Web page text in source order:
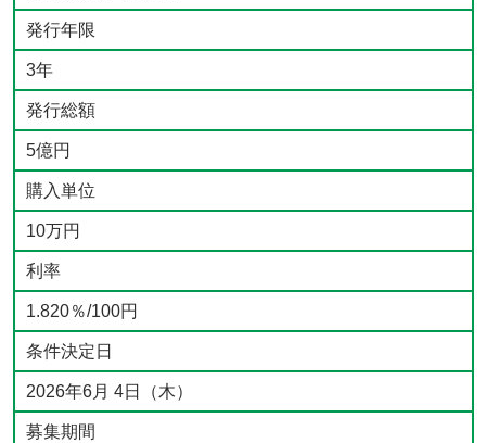
発行年限
3年
発行総額
5億円
購入単位
10万円
利率
1.820％/100円
条件決定日
2026年6月 4日（木）
募集期間